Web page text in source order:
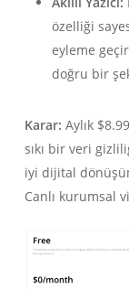
özelliği
eyleme
doğru bir
Karar: Aylık
sıkı bir veri
iyi dijital
Canlı kurumsal